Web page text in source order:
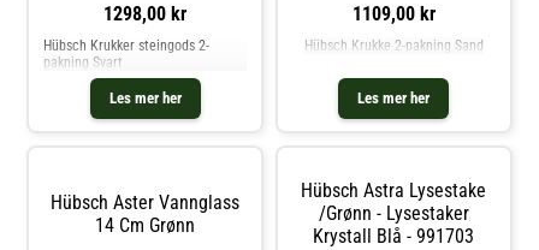
1298,00 kr
Les mer her
Hübsch Krukker steingods 2-
pakning Svart
1109,00 kr
Les mer her
Hübsch Krukke 2-pakning Sand
Hübsch Aster Vannglass
14 Cm Grønn
Hübsch Astra Lysestake
/Grønn - Lysestaker
Krystall Blå - 991703